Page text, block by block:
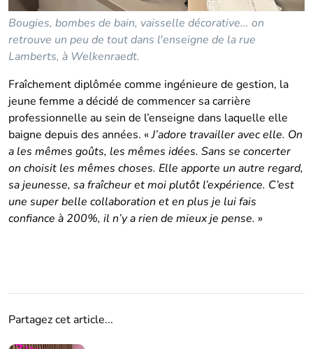
Bougies, bombes de bain, vaisselle décorative... on
retrouve un peu de tout dans l'enseigne de la rue
Lamberts, à Welkenraedt.
Fraîchement diplômée comme ingénieure de gestion, la
jeune femme a décidé de commencer sa carrière
professionnelle au sein de l’enseigne dans laquelle elle
baigne depuis des années. « J’adore travailler avec elle. On
a les mêmes goûts, les mêmes idées. Sans se concerter
on choisit les mêmes choses. Elle apporte un autre regard,
sa jeunesse, sa fraîcheur et moi plutôt l’expérience. C’est
une super belle collaboration et en plus je lui fais
confiance à 200%, il n’y a rien de mieux je pense. »
Partagez cet article...